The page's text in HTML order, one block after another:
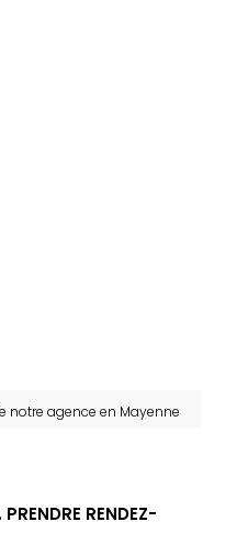
notre agence en Mayenne
RENDEZ-